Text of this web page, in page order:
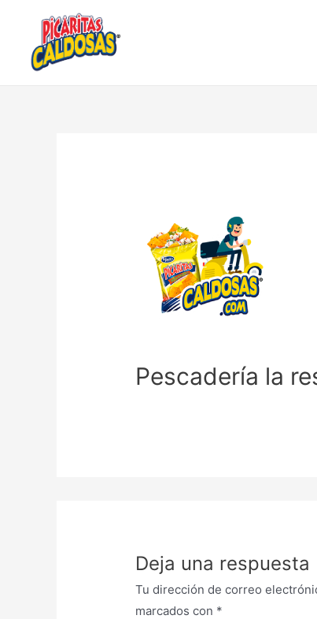
Pescadería la
Deja una respuesta
Tu dirección de correo
marcados con *